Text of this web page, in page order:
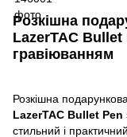
Розкішна
LazerTAC Bullet
гравіюванням
Розкішна
LazerTAC Bullet Pen
стильний і